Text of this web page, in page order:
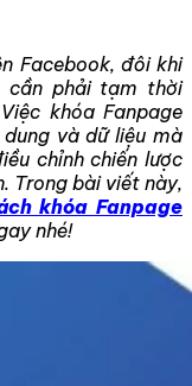
Facebook, đôi khi
cần phải tạm thời
khóa Fanpage
và dữ liệu mà
chỉnh chiến lược
Trong bài viết này,
khóa Fanpage
nhé!